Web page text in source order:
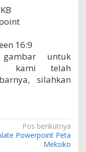
16:9
untuk
kami telah
silahkan
Pos berikutnya
Powerpoint Peta
Meksiko